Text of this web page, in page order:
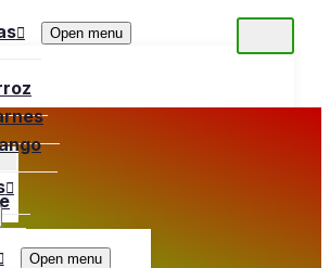
Open menu
Open menu